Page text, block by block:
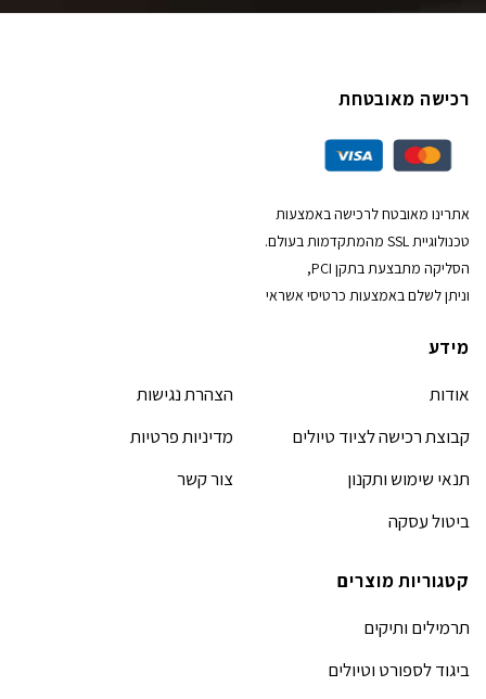
רכישה מאובטחת
אתרינו מאובטח לרכישה באמצעות
טכנולוגיית SSL מהמתקדמות בעולם.
הסליקה מתבצעת בתקן PCI,
וניתן לשלם באמצעות כרטיסי אשראי
מידע
אודות
קבוצת רכישה לציוד טיולים
תנאי שימוש ותקנון
ביטול עסקה
הצהרת נגישות
מדיניות פרטיות
צור קשר
קטגוריות מוצרים
תרמילים ותיקים
ביגוד לספורט וטיולים